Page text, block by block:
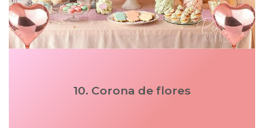
10. Corona de flores